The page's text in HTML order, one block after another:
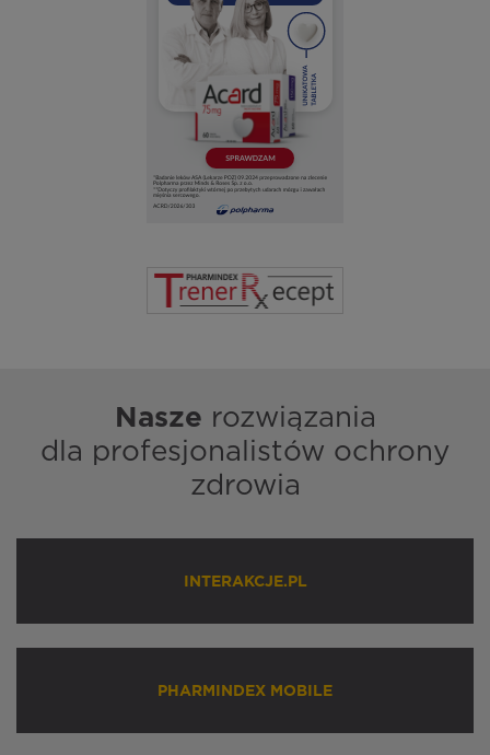
Nasze rozwiązania
dla profesjonalistów ochrony
zdrowia
INTERAKCJE.PL
PHARMINDEX MOBILE